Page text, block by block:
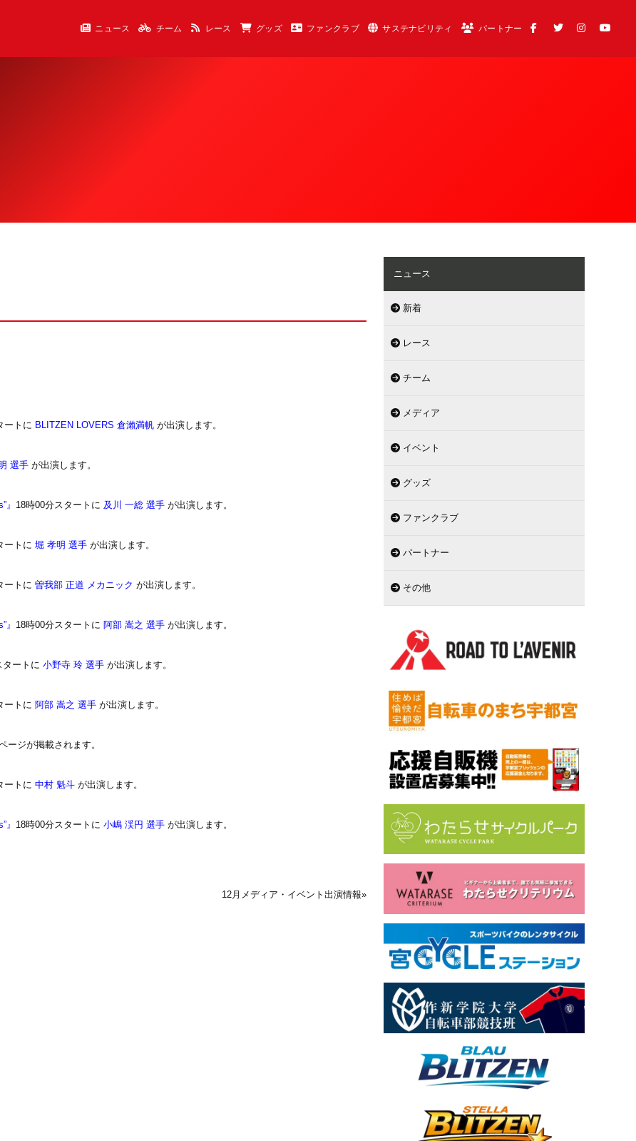
ニュース チーム レース グッズ ファンクラブ サステナビリティ パートナー
ートに BLITZEN LOVERS 倉瀨満帆 が出演します。
選手 が出演します。
』 18時00分スタートに 及川 一総 選手 が出演します。
ートに 堀 孝明 選手 が出演します。
ートに 曽我部 正道 メカニック が出演します。
』 18時00分スタートに 阿部 嵩之 選手 が出演します。
タートに小野寺 玲 選手 が出演します。
ートに 阿部 嵩之 選手 が出演します。
ージが掲載されます。
ートに 中村 魁斗 が出演します。
』 18時00分スタートに 小嶋 渓円 選手 が出演します。
12月メディア・イベント出演情報»
ニュース
新着
レース
チーム
メディア
イベント
グッズ
ファンクラブ
パートナー
その他